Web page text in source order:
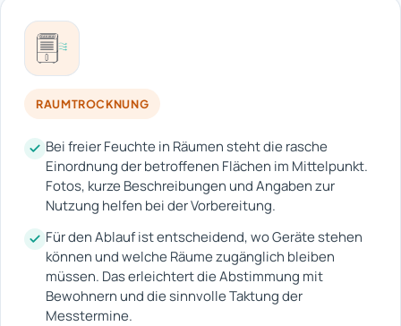
RAUMTROCKNUNG
Bei freier Feuchte in Räumen steht die rasche
Einordnung der betroffenen Flächen im Mittelpunkt.
Fotos, kurze Beschreibungen und Angaben zur
Nutzung helfen bei der Vorbereitung.
Für den Ablauf ist entscheidend, wo Geräte stehen
können und welche Räume zugänglich bleiben
müssen. Das erleichtert die Abstimmung mit
Bewohnern und die sinnvolle Taktung der
Messtermine.